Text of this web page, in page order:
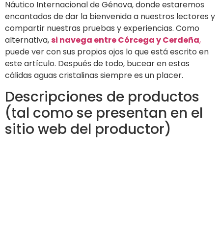
Náutico Internacional de Génova, donde estaremos
encantados de dar la bienvenida a nuestros lectores y
compartir nuestras pruebas y experiencias. Como
alternativa,si navega entre Córcega y Cerdeña,
puede ver con sus propios ojos lo que está escrito en
este artículo. Después de todo, bucear en estas
cálidas aguas cristalinas siempre es un placer.
Descripciones de productos
(tal como se presentan en el
sitio web del productor)